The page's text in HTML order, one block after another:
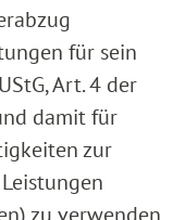
für sein
Art. 4 der
damit für
zur